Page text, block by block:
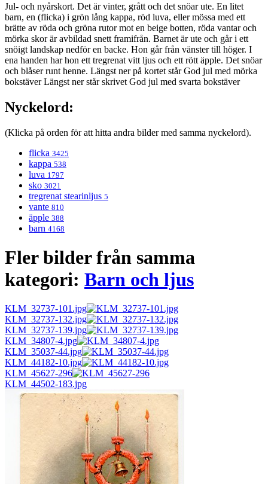
Jul- och nyårskort. Det är vinter, grått och det snöar ute. En litet
barn, en (flicka) i grön lång kappa, röd luva, eller mössa med ett
brätte av röda och gröna rutor mot en beige botten, röda vantar och
mörka skor är avbildad snett framifrån. Barnet är ute och går i ett
snöigt landskap nedför en backe. Hon går från vänster till höger. I
ena handen har hon ett tregrenat vitt ljus och ett rött äpple. Det snöar
och blåser runt henne. Längst ner på kortet står God jul med mörka
bokstäver Längst ner står skrivet God jul med svarta bokstäver
Nyckelord:
(Klicka på orden för att hitta andra bilder med samma nyckelord).
flicka 3425
kappa 538
luva 1797
sko 3021
tregrenat stearinljus 5
vante 810
äpple 388
barn 4168
Fler bilder från samma
kategori: Barn och ljus
KLM_32737-101.jpg
KLM_32737-132.jpg
KLM_32737-139.jpg
KLM_34807-4.jpg
KLM_35037-44.jpg
KLM_44182-10.jpg
KLM_45627-296
KLM_44502-183.jpg